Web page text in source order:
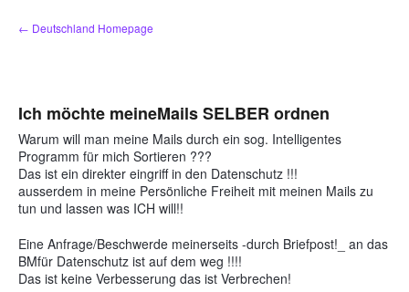
Zum
Inhalt
← Deutschland Homepage
Ich möchte meineMails SELBER ordnen
Warum will man meine Mails durch ein sog. Intelligentes
Programm für mich Sortieren ???
Das ist ein direkter eingriff in den Datenschutz !!!
ausserdem in meine Persönliche Freiheit mit meinen Mails zu
tun und lassen was ICH will!!
Eine Anfrage/Beschwerde meinerseits -durch Briefpost!_ an das
BMfür Datenschutz ist auf dem weg !!!!
Das ist keine Verbesserung das ist Verbrechen!